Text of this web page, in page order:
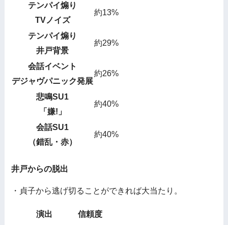
テンパイ煽り
TVノイズ
約13%
テンパイ煽り
井戸背景
約29%
会話イベント
デジャヴパニック発展
約26%
悲鳴SU1
「嫌!」
約40%
会話SU1
（錯乱・赤）
約40%
井戸からの脱出
・貞子から逃げ切ることができれば大当たり。
演出
信頼度